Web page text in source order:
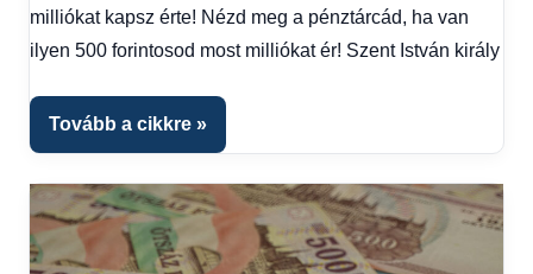
1
kézből ,
milliókat kapsz érte! Nézd meg a pénztárcád, ha van
ilyen 500 forintosod most milliókat ér! Szent István király
Tovább a cikkre